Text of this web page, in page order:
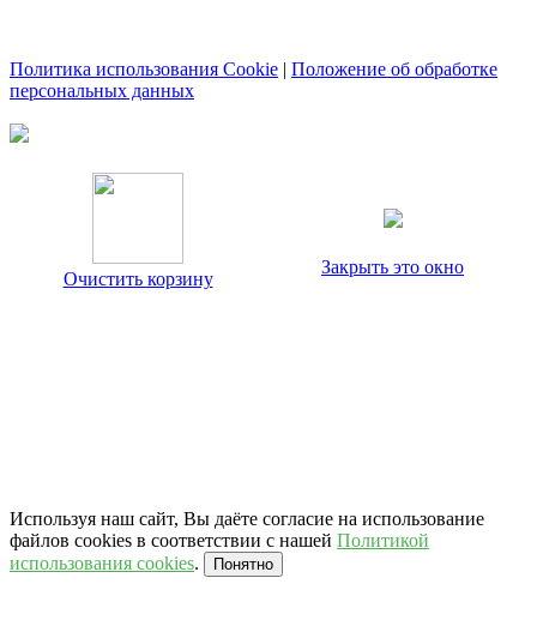
Политика использования Cookie | Положение об обработке
персональных данных
Очистить корзину
Закрыть это окно
Используя наш сайт, Вы даёте согласие на использование
файлов cookies в соответствии с нашей Политикой
использования cookies. Понятно